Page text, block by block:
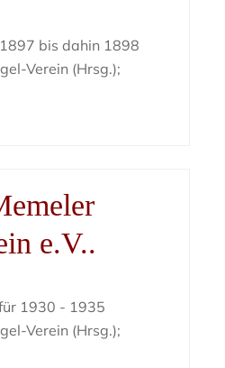
bis dahin 1898
Verein (Hrsg.);
e.V..
1930 - 1935
Verein (Hrsg.);